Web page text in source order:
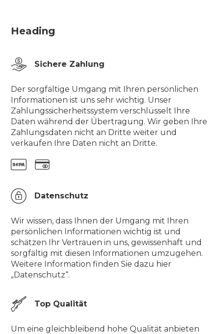
Heading
Sichere Zahlung
Der sorgfältige Umgang mit Ihren persönlichen
Informationen ist uns sehr wichtig. Unser
Zahlungssicherheitssystem verschlüsselt Ihre
Daten während der Übertragung. Wir geben Ihre
Zahlungsdaten nicht an Dritte weiter und
verkaufen Ihre Daten nicht an Dritte.
Datenschutz
Wir wissen, dass Ihnen der Umgang mit Ihren
persönlichen Informationen wichtig ist und
schätzen Ihr Vertrauen in uns, gewissenhaft und
sorgfältig mit diesen Informationen umzugehen.
Weitere Information finden Sie dazu hier
„Datenschutz“.
Top Qualität
Um eine gleichbleibend hohe Qualität anbieten